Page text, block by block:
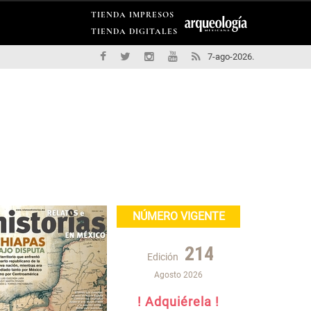
TIENDA IMPRESOS
TIENDA DIGITALES
7-ago-2026.
NÚMERO VIGENTE
Edición 214
Agosto 2026
! Adquiérela !